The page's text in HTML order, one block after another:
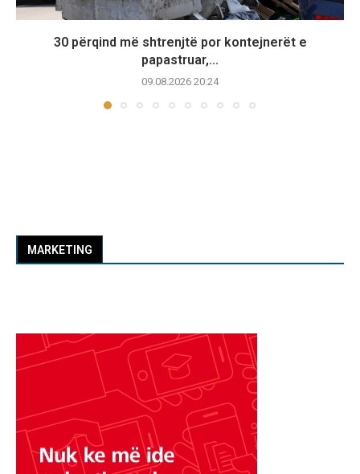
30 përqind më shtrenjtë por kontejnerët e
papastruar,...
09.08.2026 20:24
MARKETING